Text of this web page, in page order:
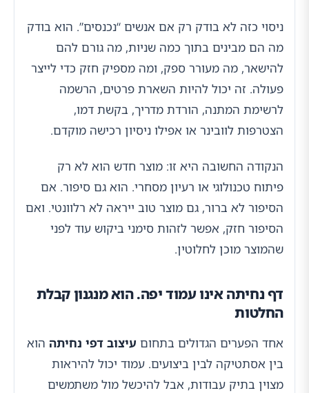
ניסוי כזה לא בודק רק אם אנשים “נכנסים”. הוא בודק
מה הם מבינים בתוך כמה שניות, מה גורם להם
להישאר, מה מעורר ספק, ומה מספיק חזק כדי לייצר
פעולה. זה יכול להיות השארת פרטים, הרשמה
לרשימת המתנה, הורדת מדריך, בקשת דמו,
הצטרפות לוובינר או אפילו ניסיון רכישה מוקדם.
הנקודה החשובה היא זו: מוצר חדש הוא לא רק
פיתוח טכנולוגי או רעיון מסחרי. הוא גם סיפור. אם
הסיפור לא ברור, גם מוצר טוב ייראה לא רלוונטי. ואם
הסיפור חזק, אפשר לזהות סימני ביקוש עוד לפני
שהמוצר מוכן לחלוטין.
דף נחיתה אינו עמוד יפה. הוא מנגנון קבלת
החלטות
אחד הפערים הגדולים בתחום עיצוב דפי נחיתה הוא
בין אסתטיקה לבין ביצועים. עמוד יכול להיראות
מצוין בתיק עבודות, אבל להיכשל מול משתמשים